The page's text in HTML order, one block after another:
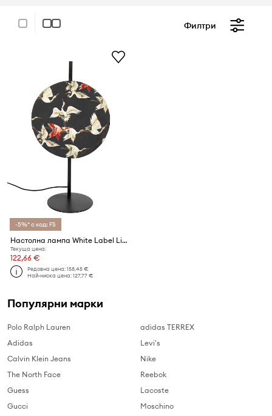
Филтри
-5%* с код: FS
Настолна лампа White Label Living Jaylee
Текуща цена:
122,66 €
Редовна цена:158,45 €
Най-ниска цена:127,77 €
Популярни марки
Polo Ralph Lauren
Adidas
Calvin Klein Jeans
The North Face
Guess
Gucci
adidas TERREX
Levi's
Nike
Reebok
Lacoste
Moschino